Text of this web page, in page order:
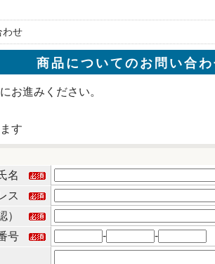
わせ
商品についてのお問い合わ
お進みください。
す
名
ス
）
号
- -